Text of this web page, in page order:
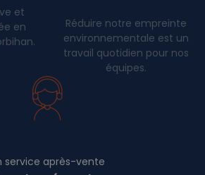
et
en
Réduire notre empreinte
environnementale est un
travail quotidien pour nos
équipes.
service après-vente